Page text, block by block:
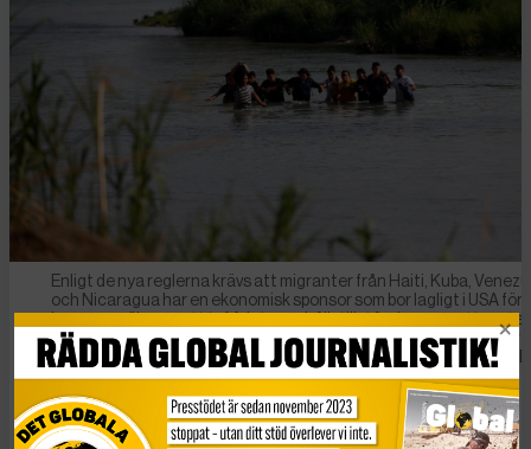
Enligt de nya reglerna krävs att migranter från Haiti, Kuba,
och Nicaragua har en ekonomisk sponsor som bor lagligt i USA för
kunna ansöka om ett tvåårigt uppehållstillstånd genom ett
kallat ”humanitarian parole”. Här försöker migranter från framför
Nicaragua korsa Rio Grande-floden och in i USA. Foto. AP Photo/
Lopez-Mills
”Privilegierad” flykting – kan jobba över